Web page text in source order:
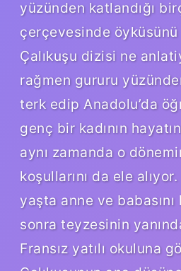
yüzünden katlandığı
çerçevesinde öyküsünü
Çalıkuşu dizisi ne
rağmen gururu
terk edip Anadolu’da
genç bir kadının
aynı zamanda o
koşullarını da ele
yaşta anne ve
sonra teyzesinin
Fransız yatılı okuluna